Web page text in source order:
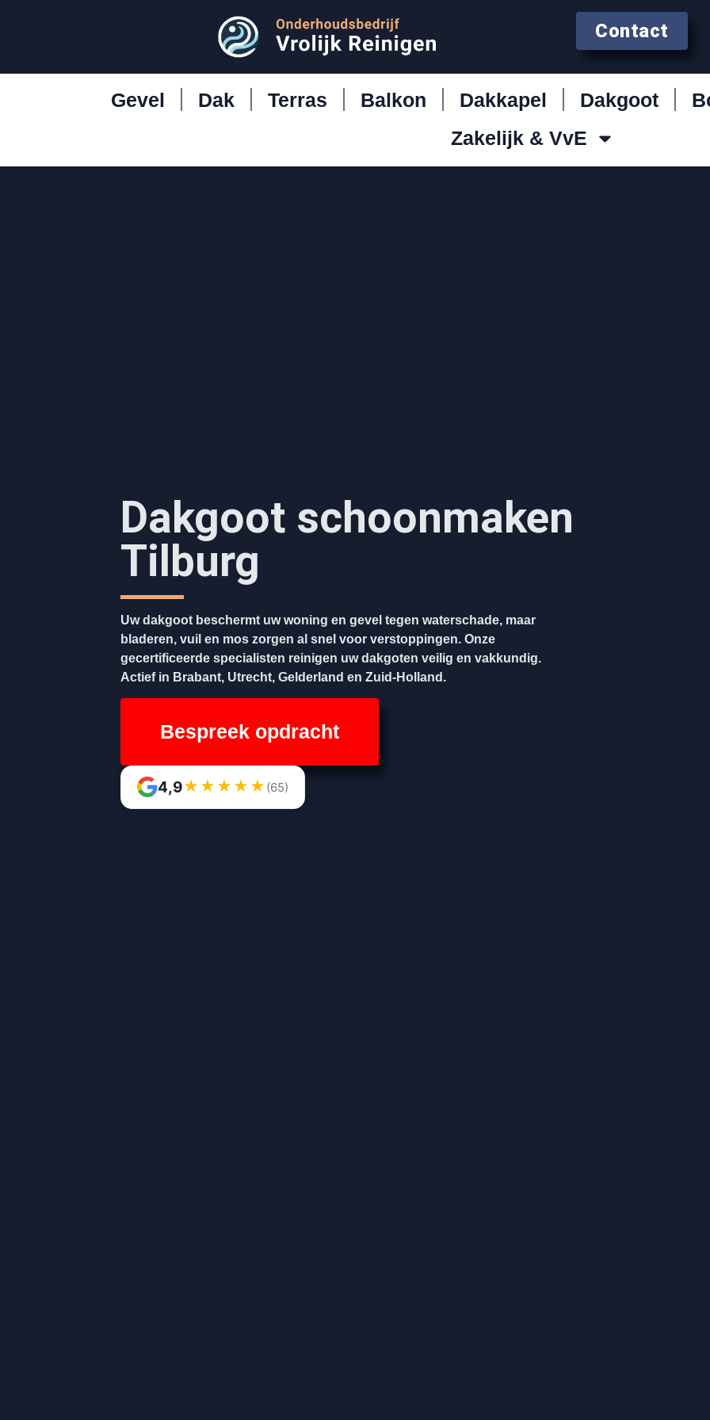
Contact
Gevel Dak Terras Balkon Dakkapel Dakgoot
Zakelijk & VvE
Dakgoot schoonmaken​
Tilburg
Uw dakgoot beschermt uw woning en gevel tegen waterschade, maar
bladeren, vuil en mos zorgen al snel voor verstoppingen. Onze
gecertificeerde specialisten reinigen uw dakgoten veilig en vakkundig.
Actief in Brabant, Utrecht, Gelderland en Zuid-Holland.
Bespreek opdracht
4,9★ ★ ★ ★ ★ (65)